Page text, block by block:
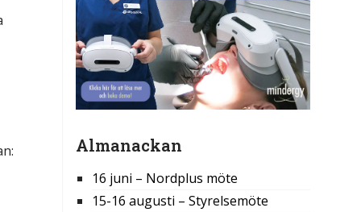
Almanackan
16 juni – Nordplus möte
15-16 augusti – Styrelsemöte